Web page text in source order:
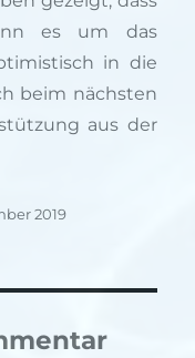
es um das
in die
beim nächsten
aus der
2019